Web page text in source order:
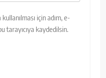
için adım, e-
tarayıcıya kaydedilsin.